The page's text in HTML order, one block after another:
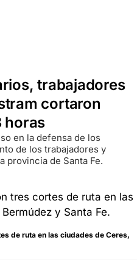
trabajadores
cortaron
horas
en la defensa de los
de los trabajadores y
provincia de Santa Fe.
de ruta en las ciudades de Ceres,